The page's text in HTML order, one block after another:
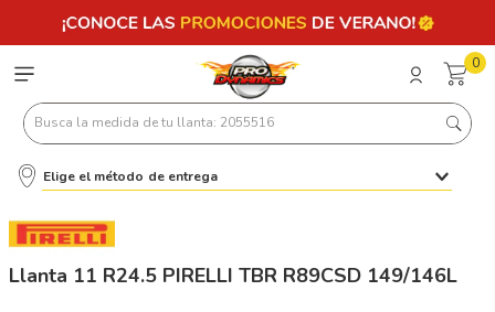
0
Busca la medida de tu llanta: 2055516
Elige el método de entrega
Llanta 11 R24.5 PIRELLI TBR R89CSD 149/146L
Términos más buscados